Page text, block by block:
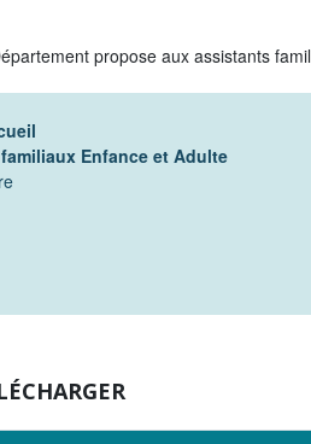
propose aux assistants
Enfance et Adulte